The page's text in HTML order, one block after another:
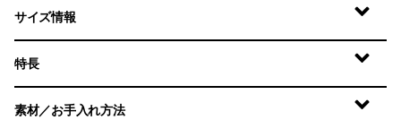
サイズ情報
特長
素材／お手入れ方法